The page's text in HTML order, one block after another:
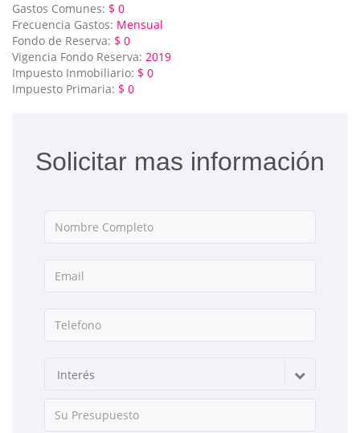
Gastos Comunes: $ 0
Frecuencia Gastos: Mensual
Fondo de Reserva: $ 0
Vigencia Fondo Reserva: 2019
Impuesto Inmobiliario: $ 0
Impuesto Primaria: $ 0
Solicitar mas información
Interés